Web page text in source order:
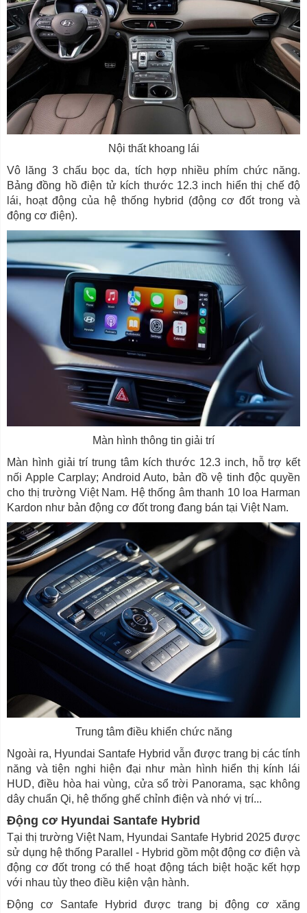
Nội thất khoang lái
Vô lăng 3 chấu bọc da, tích hợp nhiều phím chức năng.
Bảng đồng hồ điện tử kích thước 12.3 inch hiển thị chế độ
lái, hoạt động của hệ thống hybrid (động cơ đốt trong và
động cơ điện).
Màn hình thông tin giải trí
Màn hình giải trí trung tâm kích thước 12.3 inch, hỗ trợ kết
nối Apple Carplay; Android Auto, bản đồ vệ tinh độc quyền
cho thị trường Việt Nam. Hệ thống âm thanh 10 loa Harman
Kardon như bản động cơ đốt trong đang bán tại Việt Nam.
Trung tâm điều khiển chức năng
Ngoài ra, Hyundai Santafe Hybrid vẫn được trang bị các tính
năng và tiện nghi hiện đại như màn hình hiển thị kính lái
HUD, điều hòa hai vùng, cửa sổ trời Panorama, sạc không
dây chuẩn Qi, hệ thống ghế chỉnh điện và nhớ vị trí...
Động cơ Hyundai Santafe Hybrid
Tại thị trường Việt Nam, Hyundai Santafe Hybrid 2025 được
sử dụng hệ thống Parallel - Hybrid gồm một động cơ điện và
động cơ đốt trong có thể hoạt động tách biệt hoặc kết hợp
với nhau tùy theo điều kiện vận hành.
Động cơ Santafe Hybrid được trang bị động cơ xăng